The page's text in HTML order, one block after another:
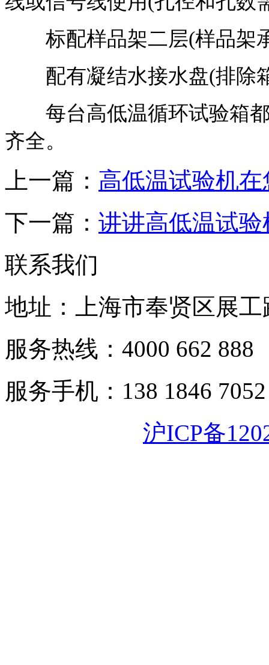
标配样品架二层(样品架
配有凝结水接水盘(排除
每台高低温循环试验箱都
齐全。
上一篇： 高低温试验机
下一篇： 讲讲高低温试
联系我们
地址：上海市奉贤区展工
服务热线：4000 662 888
服务手机：138 1846 7052
沪ICP备